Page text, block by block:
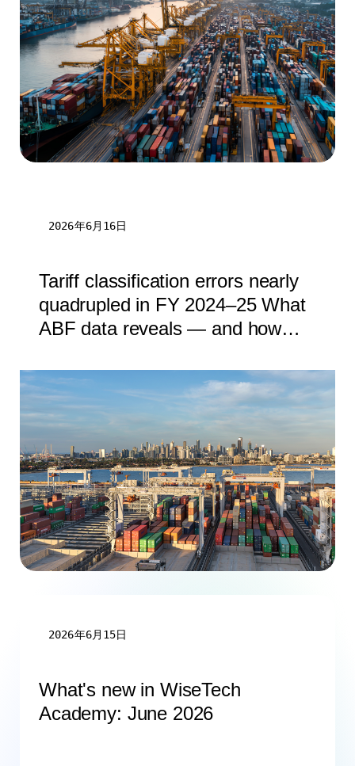
2026年6月16日
Tariff classification errors nearly
quadrupled in FY 2024–25 What
ABF data reveals — and how
2026年6月15日
What's new in WiseTech
Academy: June 2026